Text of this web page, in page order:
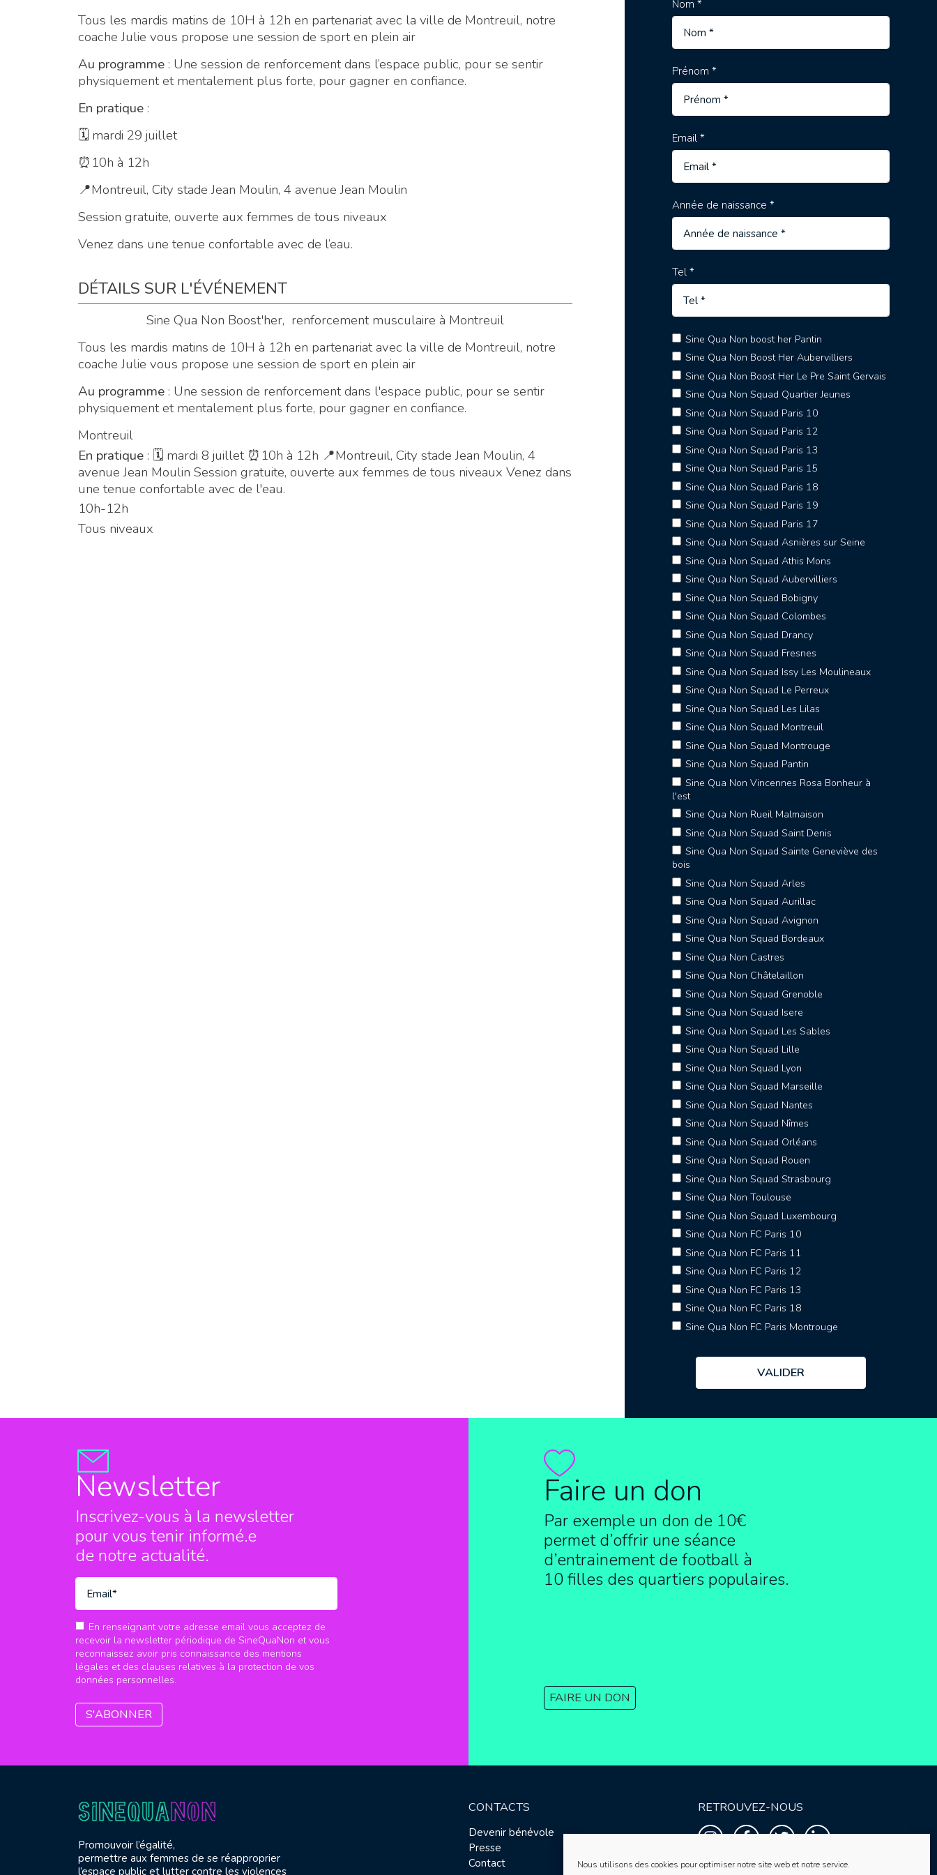
Nous utilisons des cookies pour optimiser notre site web et notre service.
Tous les mardis matins de 10H à 12h en partenariat avec la ville de Montreuil, notre
coache Julie vous propose une session de sport en plein air
Au programme : Une session de renforcement dans l’espace public, pour se sentir
physiquement et mentalement plus forte, pour gagner en confiance.
En pratique :
🗓 mardi 29 juillet
⏰10h à 12h
📍Montreuil, City stade Jean Moulin, 4 avenue Jean Moulin
Session gratuite, ouverte aux femmes de tous niveaux
Venez dans une tenue confortable avec de l’eau.
DÉTAILS SUR L'ÉVÉNEMENT
Sine Qua Non Boost'her, renforcement musculaire à Montreuil
Tous les mardis matins de 10H à 12h en partenariat avec la ville de Montreuil, notre
coache Julie vous propose une session de sport en plein air
Au programme : Une session de renforcement dans l'espace public, pour se sentir
physiquement et mentalement plus forte, pour gagner en confiance.
Montreuil
En pratique : 🗓 mardi 8 juillet ⏰10h à 12h 📍Montreuil, City stade Jean Moulin, 4
avenue Jean Moulin Session gratuite, ouverte aux femmes de tous niveaux Venez dans
une tenue confortable avec de l'eau.
10h-12h
Tous niveaux
Nom *
Prénom *
Email *
Année de naissance *
Tel *
Sine Qua Non boost her Pantin
Sine Qua Non Boost Her Aubervilliers
Sine Qua Non Boost Her Le Pre Saint Gervais
Sine Qua Non Squad Quartier Jeunes
Sine Qua Non Squad Paris 10
Sine Qua Non Squad Paris 12
Sine Qua Non Squad Paris 13
Sine Qua Non Squad Paris 15
Sine Qua Non Squad Paris 18
Sine Qua Non Squad Paris 19
Sine Qua Non Squad Paris 17
Sine Qua Non Squad Asnières sur Seine
Sine Qua Non Squad Athis Mons
Sine Qua Non Squad Aubervilliers
Sine Qua Non Squad Bobigny
Sine Qua Non Squad Colombes
Sine Qua Non Squad Drancy
Sine Qua Non Squad Fresnes
Sine Qua Non Squad Issy Les Moulineaux
Sine Qua Non Squad Le Perreux
Sine Qua Non Squad Les Lilas
Sine Qua Non Squad Montreuil
Sine Qua Non Squad Montrouge
Sine Qua Non Squad Pantin
Sine Qua Non Vincennes Rosa Bonheur à
l'est
Sine Qua Non Rueil Malmaison
Sine Qua Non Squad Saint Denis
Sine Qua Non Squad Sainte Geneviève des
bois
Sine Qua Non Squad Arles
Sine Qua Non Squad Aurillac
Sine Qua Non Squad Avignon
Sine Qua Non Squad Bordeaux
Sine Qua Non Castres
Sine Qua Non Châtelaillon
Sine Qua Non Squad Grenoble
Sine Qua Non Squad Isere
Sine Qua Non Squad Les Sables
Sine Qua Non Squad Lille
Sine Qua Non Squad Lyon
Sine Qua Non Squad Marseille
Sine Qua Non Squad Nantes
Sine Qua Non Squad Nîmes
Sine Qua Non Squad Orléans
Sine Qua Non Squad Rouen
Sine Qua Non Squad Strasbourg
Sine Qua Non Toulouse
Sine Qua Non Squad Luxembourg
Sine Qua Non FC Paris 10
Sine Qua Non FC Paris 11
Sine Qua Non FC Paris 12
Sine Qua Non FC Paris 13
Sine Qua Non FC Paris 18
Sine Qua Non FC Paris Montrouge
Newsletter
Inscrivez-vous à la newsletter
pour vous tenir informé.e
de notre actualité.
En renseignant votre adresse email vous acceptez de
recevoir la newsletter périodique de SineQuaNon et vous
reconnaissez avoir pris connaissance des mentions
légales et des clauses relatives à la protection de vos
données personnelles.
Faire un don
Par exemple un don de 10€
permet d’offrir une séance
d’entrainement de football à
10 filles des quartiers populaires.
FAIRE UN DON
Promouvoir l’égalité,
permettre aux femmes de se réapproprier
l’espace public et lutter contre les violences
CONTACTS
Devenir bénévole
Presse
Contact
RETROUVEZ-NOUS